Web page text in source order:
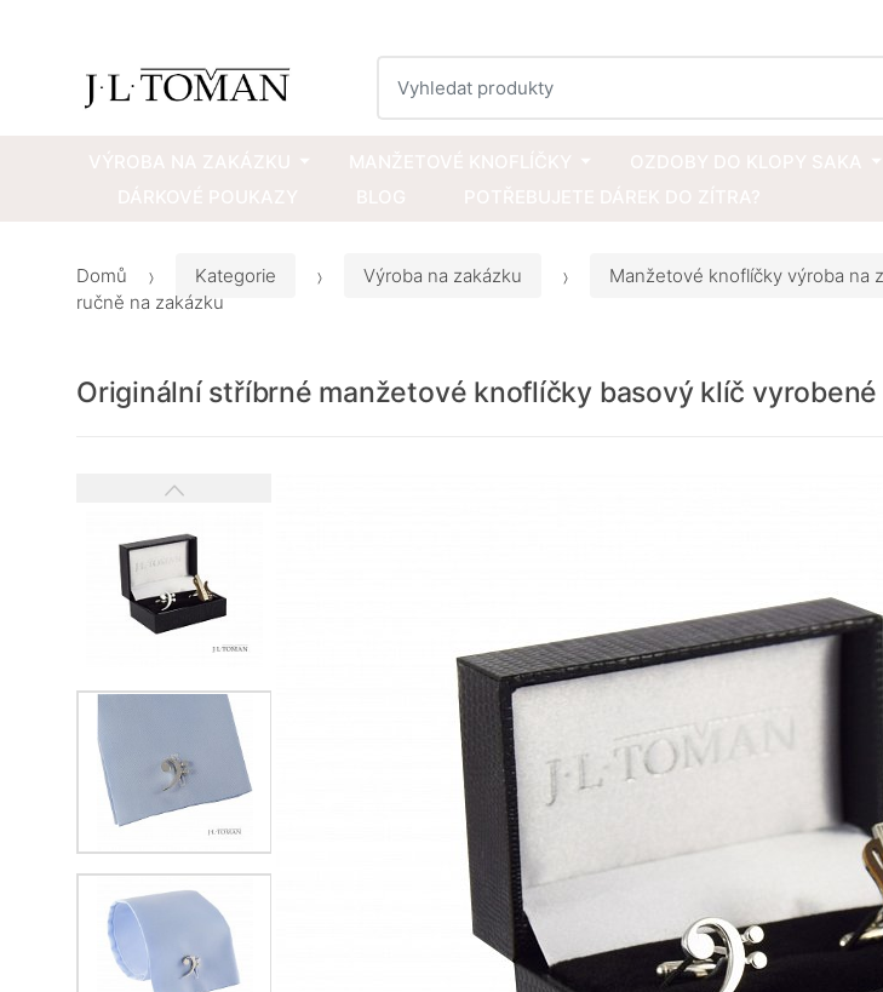
Domů Kategorie Výroba na zakázku Manžetové knoflíčky výroba na
ručně na zakázku
Originální stříbrné manžetové knoflíčky basový klíč